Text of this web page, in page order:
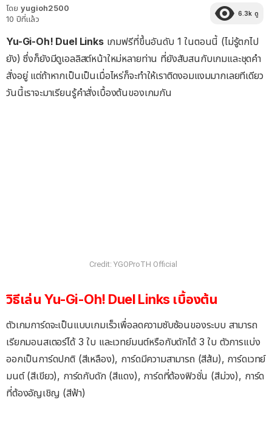
โดย yugioh2500
10 ปีที่แล้ว
6.3k ดู
Yu-Gi-Oh! Duel Linksเกมฟรีที่ขึ้นอันดับ 1 ในตอนนี้ (ไม่รู้ตกไป
ยัง) ซึ่งก็ยังมีดูเอลลิสต์หน้าใหม่หลายท่าน ที่ยังสับสนกับเกมและชุดคำ
สั่งอยู่ แต่ถ้าหากเป็นเป็นเมื่อไหร่ก็จะทำให้เราติดงอมแงมมากเลยทีเดียว
วันนี้เราจะมาเรียนรู้คำสั่งเบื้องต้นของเกมกัน
Credit: YGOProTH Official
วิธีเล่น Yu-Gi-Oh! Duel Links เบื้องต้น
ตัวเกมการ์ดจะเป็นแบบเกมเร็วเพื่อลดความซับซ้อนของระบบ สามารถ
เรียกมอนสเตอร์ได้ 3 ใบ และเวทย์มนต์หรือกับดักได้ 3 ใบ ตัวการแบ่ง
ออกเป็นการ์ดปกติ (สีเหลือง), การ์ดมีความสามารถ (สีส้ม), การ์ดเวทย์
มนต์ (สีเขียว), การ์ดกับดัก (สีแดง), การ์ดที่ต้องฟิวชั่น (สีม่วง), การ์ด
ที่ต้องอัญเชิญ (สีฟ้า)